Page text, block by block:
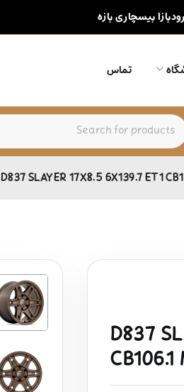
بیسچاری بازه
تماس
D837 SLAYER 17X8.5 6X139.7 ET1
D837